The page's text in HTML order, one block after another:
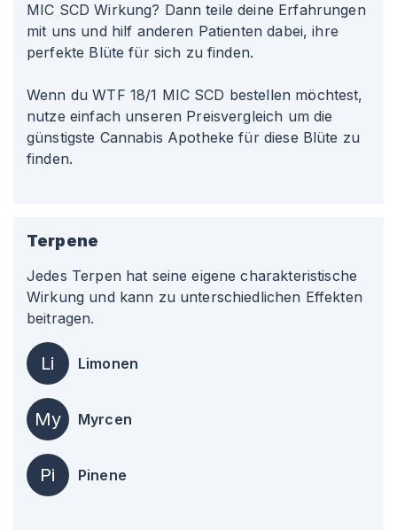
MIC SCD Wirkung? Dann teile deine Erfahrungen
mit uns und hilf anderen Patienten dabei, ihre
perfekte Blüte für sich zu finden.
Wenn du WTF 18/1 MIC SCD bestellen möchtest,
nutze einfach unseren Preisvergleich um die
günstigste Cannabis Apotheke für diese Blüte zu
finden.
Terpene
Jedes Terpen hat seine eigene charakteristische
Wirkung und kann zu unterschiedlichen Effekten
beitragen.
Li Limonen
My Myrcen
Pi Pinene